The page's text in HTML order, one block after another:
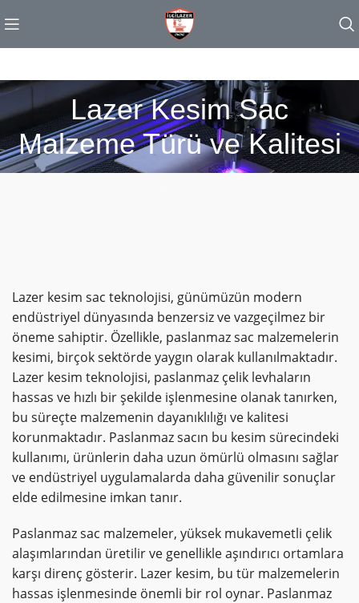
Lazer Kesim Sac
Malzeme Türü ve Kalitesi
Lazer kesim sac teknolojisi, günümüzün modern
endüstriyel dünyasında benzersiz ve vazgeçilmez bir
öneme sahiptir. Özellikle, paslanmaz sac malzemelerin
kesimi, birçok sektörde yaygın olarak kullanılmaktadır.
Lazer kesim teknolojisi, paslanmaz çelik levhaların
hassas ve hızlı bir şekilde işlenmesine olanak tanırken,
bu süreçte malzemenin dayanıklılığı ve kalitesi
korunmaktadır. Paslanmaz sacın bu kesim sürecindeki
kullanımı, ürünlerin daha uzun ömürlü olmasını sağlar
ve endüstriyel uygulamalarda daha güvenilir sonuçlar
elde edilmesine imkan tanır.
Paslanmaz sac malzemeler, yüksek mukavemetli çelik
alaşımlarından üretilir ve genellikle aşındırıcı ortamlara
karşı direnç gösterir. Lazer kesim, bu tür malzemelerin
hassas işlenmesinde önemli bir rol oynar. Paslanmaz